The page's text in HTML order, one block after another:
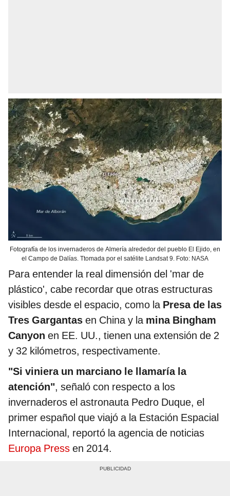
Fotografía de los invernaderos de Almería alrededor del pueblo El Ejido, en
el Campo de Dalías. Ttomada por el satélite Landsat 9. Foto: NASA
Para entender la real dimensión del 'mar de
plástico', cabe recordar que otras estructuras
visibles desde el espacio, como la Presa de las
Tres Gargantas en China y la mina Bingham
Canyon en EE. UU., tienen una extensión de 2
y 32 kilómetros, respectivamente.
"Si viniera un marciano le llamaría la
atención", señaló con respecto a los
invernaderos el astronauta Pedro Duque, el
primer español que viajó a la Estación Espacial
Internacional, reportó la agencia de noticias
Europa Press en 2014.